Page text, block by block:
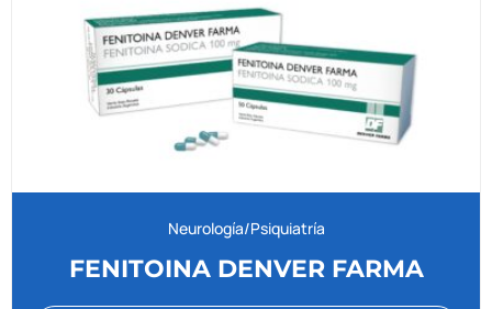
Neurología/Psiquiatría
FENITOINA DENVER FARMA